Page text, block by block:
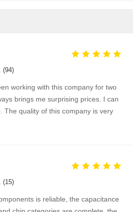
de múltiples capas
de polarización
Dispositivo de protección contra sobretensiones de tiristores
(94)
working with this company for two
brings me surprising prices. I can
The quality of this company is very
(15)
is reliable, the capacitance